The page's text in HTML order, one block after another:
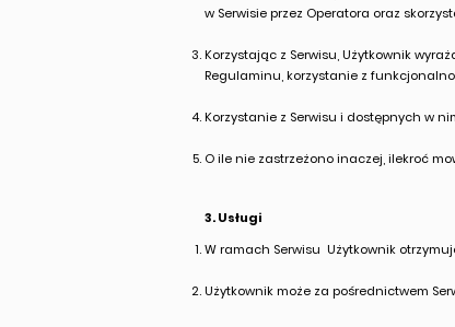
w Serwisie przez Operatora oraz
Korzystając z Serwisu, Użytkownik
Regulaminu, korzystanie z
Korzystanie z Serwisu i dostępnych w
O ile nie zastrzeżono inaczej, ilekroć
3. Usługi
W ramach Serwisu Użytkownik
Użytkownik może za pośrednictwem